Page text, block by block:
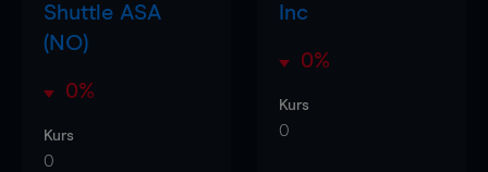
Shuttle ASA
(NO)
0%
Kurs
0
Inc
0%
Kurs
0